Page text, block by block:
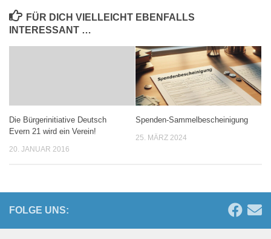
FÜR DICH VIELLEICHT EBENFALLS
INTERESSANT …
Die Bürgerinitiative Deutsch
Evern 21 wird ein Verein!
20. JANUAR 2016
Spenden-Sammelbescheinigung
25. MÄRZ 2024
FOLGE UNS: